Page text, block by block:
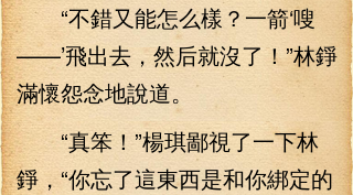
“不錯又能怎么樣？一箭‘嗖
——’飛出去，然后就沒了！”林錚
滿懷怨念地說道。
“真笨！”楊琪鄙視了一下林
錚，“你忘了這東西是和你綁定的